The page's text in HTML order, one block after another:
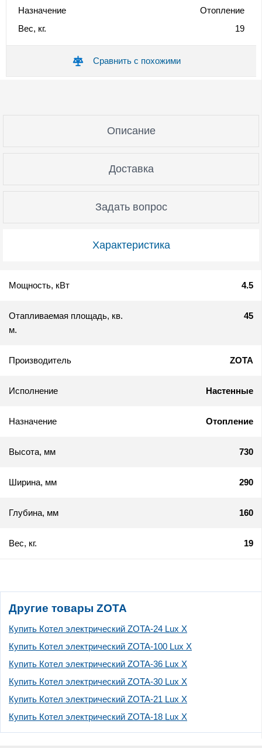
Назначение
Отопление
Вес, кг.
19
Сравнить с похожими
Характеристика
Описание
Доставка
Задать вопрос
Мощность, кВт 4.5
Отапливаемая площадь, кв.
м.
45
Производитель ZOTA
Исполнение Настенные
Назначение Отопление
Высота, мм 730
Ширина, мм 290
Глубина, мм 160
Вес, кг. 19
Другие товары ZOTA
Купить Котел электрический ZOTA-24 Lux X
Купить Котел электрический ZOTA-100 Lux X
Купить Котел электрический ZOTA-36 Lux X
Купить Котел электрический ZOTA-30 Lux X
Купить Котел электрический ZOTA-21 Lux X
Купить Котел электрический ZOTA-18 Lux X